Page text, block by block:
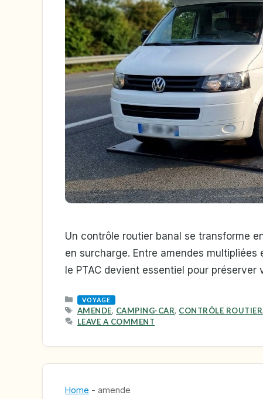
Un contrôle routier banal se transforme
en surcharge. Entre amendes
le PTAC devient essentiel pour
CATEGORIES
VOYAGE
TAGS
AMENDE, CAMPING-CAR, CONTRÔLE ROUTIER,
LEAVE A COMMENT
Home - amende